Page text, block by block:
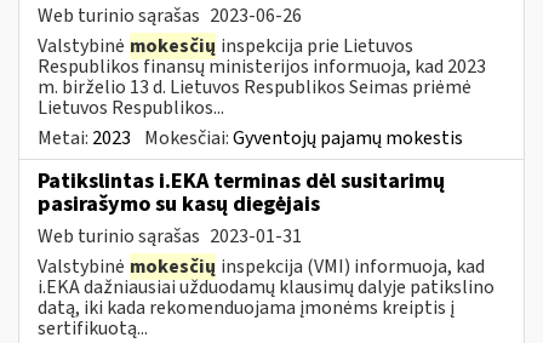
Web turinio sąrašas 2023-06-26
Valstybinė mokesčių inspekcija prie Lietuvos
Respublikos finansų ministerijos informuoja, kad 2023
m. birželio 13 d. Lietuvos Respublikos Seimas priėmė
Lietuvos Respublikos...
Metai: 2023 Mokesčiai:Gyventojų pajamų mokestis
Patikslintas i.EKA terminas dėl susitarimų
pasirašymo su kasų diegėjais
Web turinio sąrašas 2023-01-31
Valstybinė mokesčių inspekcija (VMI) informuoja, kad
i.EKA dažniausiai užduodamų klausimų dalyje patikslino
datą, iki kada rekomenduojama įmonėms kreiptis į
sertifikuotą...